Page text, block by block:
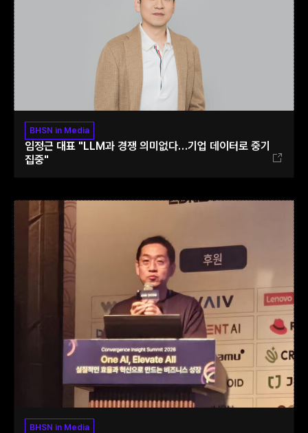
BHSN in Media
임정근 대표 "LLM과 경쟁 의미없다…기업 데이터로 중기
집중"
BHSN in Media